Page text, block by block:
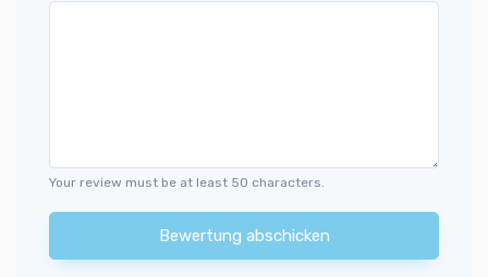
Your review must be at least 50 characters.
Bewertung abschicken